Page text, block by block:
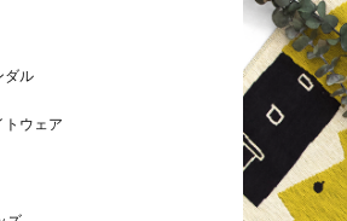
ダル
トウェア